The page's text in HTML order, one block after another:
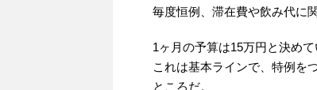
毎度恒例、滞在費や飲み代に
1ヶ月の予算は15万円と決めて
これは基本ラインで、特例を
ところだ。